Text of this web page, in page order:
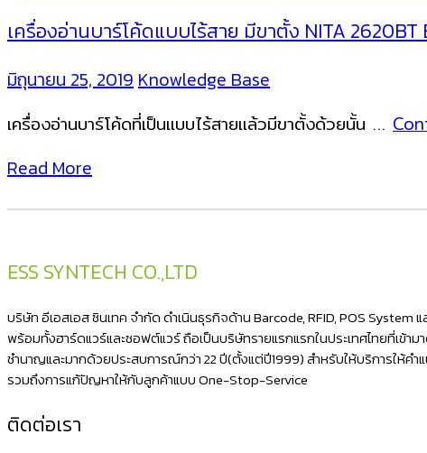
เครื่องอ่านบาร์โค้ดแบบไร้สาย มีขาตั้ง NITA
มิถุนายน 25, 2019Knowledge Base
เครื่องอ่านบาร์โค้ดที่เป็นแบบไร้สายแล้วมีขาตั้งด้วยนั้น …
Read More
ESS SYNTECH CO.,LTD
บริษัท อีเอสเอส ซินเทค จำกัด ดำเนินธุรกิจด้าน Barcode, RFID, POS
พร้อมทั้งฮาร์ดแวร์และซอฟต์แวร์ ถือเป็นบริษัทรายแรกแรกในประเทศไทยที่เข้าม
ชำนาญและมากด้วยประสบการณ์กว่า 22 ปี(ตั้งแต่ปี1999) สำหรับให้บริการให้ค
รวมถึงการแก้ปัญหาให้กับลูกค้าแบบ One-Stop-Service
ติดต่อเรา